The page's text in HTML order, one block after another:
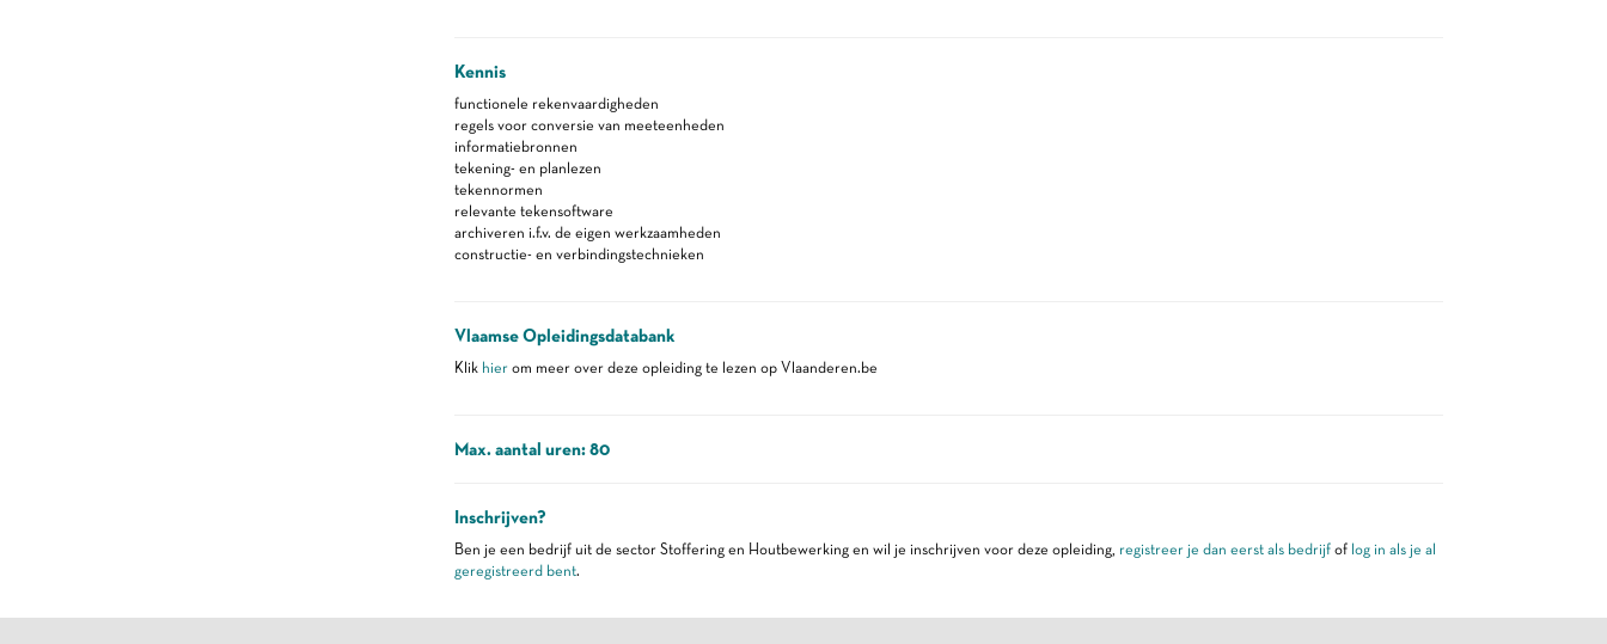
Kennis
functionele rekenvaardigheden
regels voor conversie van meeteenheden
informatiebronnen
tekening- en planlezen
tekennormen
relevante tekensoftware
archiveren i.f.v. de eigen werkzaamheden
constructie- en verbindingstechnieken
Vlaamse Opleidingsdatabank
Klik hierom meer over deze opleiding te lezen op Vlaanderen.be
Max. aantal uren: 80
Inschrijven?
Ben je een bedrijf uit de sector Stoffering en Houtbewerking en wil je inschrijven voor deze opleiding, registreer je dan eerst als bedrijfof log in als je al
geregistreerd bent.